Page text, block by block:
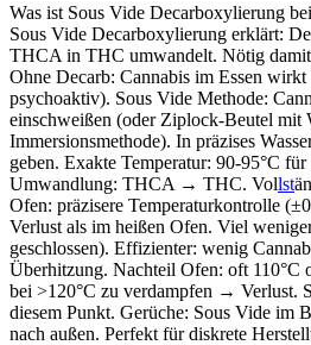
Was ist Sous Vide Decarboxylierung
Sous Vide Decarboxylierung erklärt:
THCA in THC umwandelt. Nötig
Ohne Decarb: Cannabis im Essen
psychoaktiv). Sous Vide Methode:
einschweißen (oder Ziplock-Beutel mit
Immersionsmethode). In präzises
geben. Exakte Temperatur: 90-95°C
Umwandlung: THCA → THC. Vollst
Ofen: präzisere Temperaturkontrolle
Verlust als im heißen Ofen. Viel
geschlossen). Effizienter: wenig
Überhitzung. Nachteil Ofen: oft
bei >120°C zu verdampfen → Verlust.
diesem Punkt. Gerüche: Sous Vide im
nach außen. Perfekt für diskrete